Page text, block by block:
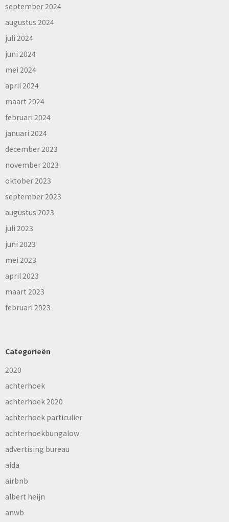
september 2024
augustus 2024
juli 2024
juni 2024
mei 2024
april 2024
maart 2024
februari 2024
januari 2024
december 2023
november 2023
oktober 2023
september 2023
augustus 2023
juli 2023
juni 2023
mei 2023
april 2023
maart 2023
februari 2023
Categorieën
2020
achterhoek
achterhoek 2020
achterhoek particulier
achterhoekbungalow
advertising bureau
aida
airbnb
albert heijn
anwb